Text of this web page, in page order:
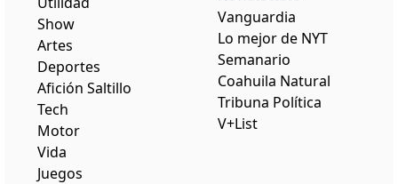
Show
Artes
Deportes
Afición Saltillo
Tech
Motor
Vida
Juegos
Vanguardia
Lo mejor de NYT
Semanario
Coahuila Natural
Tribuna Política
V+List